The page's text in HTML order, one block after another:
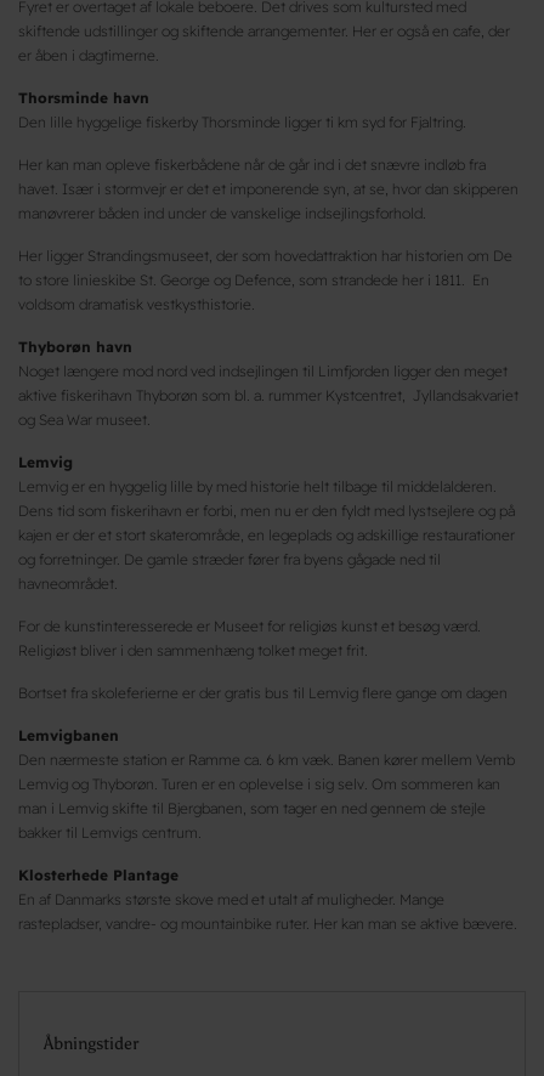
Fyret er overtaget af lokale beboere. Det drives som kultursted med
skiftende udstillinger og skiftende arrangementer. Her er også en cafe, der
er åben i dagtimerne.
Thorsminde havn
Den lille hyggelige fiskerby Thorsminde ligger ti km syd for Fjaltring.
Her kan man opleve fiskerbådene når de går ind i det snævre indløb fra
havet. Især i stormvejr er det et imponerende syn, at se, hvor dan skipperen
manøvrerer båden ind under de vanskelige indsejlingsforhold.
Her ligger Strandingsmuseet, der som hovedattraktion har historien om De
to store linieskibe St. George og Defence, som strandede her i 1811. En
voldsom dramatisk vestkysthistorie.
Thyborøn havn
Noget længere mod nord ved indsejlingen til Limfjorden ligger den meget
aktive fiskerihavn Thyborøn som bl. a. rummer Kystcentret, Jyllandsakvariet
og Sea War museet.
Lemvig
Lemvig er en hyggelig lille by med historie helt tilbage til middelalderen.
Dens tid som fiskerihavn er forbi, men nu er den fyldt med lystsejlere og på
kajen er der et stort skaterområde, en legeplads og adskillige restaurationer
og forretninger. De gamle stræder fører fra byens gågade ned til
havneområdet.
For de kunstinteresserede er Museet for religiøs kunst et besøg værd.
Religiøst bliver i den sammenhæng tolket meget frit.
Bortset fra skoleferierne er der gratis bus til Lemvig flere gange om dagen
Lemvigbanen
Den nærmeste station er Ramme ca. 6 km væk. Banen kører mellem Vemb
Lemvig og Thyborøn. Turen er en oplevelse i sig selv. Om sommeren kan
man i Lemvig skifte til Bjergbanen, som tager en ned gennem de stejle
bakker til Lemvigs centrum.
Klosterhede Plantage
En af Danmarks største skove med et utalt af muligheder. Mange
rastepladser, vandre- og mountainbike ruter. Her kan man se aktive bævere.
Åbningstider